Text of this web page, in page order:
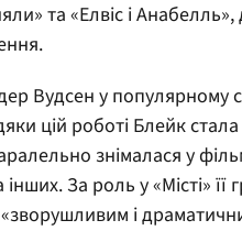
та «Елвіс і Анабелль»,
Вудсен у популярному
цій роботі Блейк стала
знімалася у
За роль у «Місті» її
і